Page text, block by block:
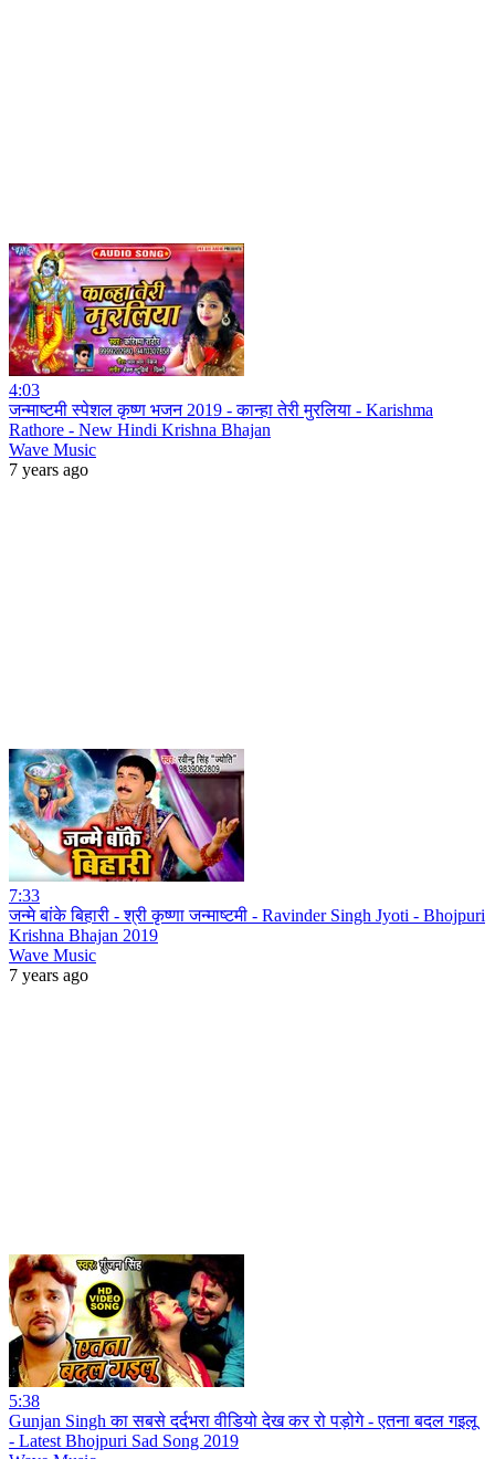
4:03
जन्माष्टमी स्पेशल कृष्ण भजन 2019 - कान्हा तेरी मुरलिया - Karishma
Rathore - New Hindi Krishna Bhajan
Wave Music
7 years ago
7:33
जन्मे बांके बिहारी - श्री कृष्णा जन्माष्टमी - Ravinder Singh Jyoti - Bhojpuri
Krishna Bhajan 2019
Wave Music
7 years ago
5:38
Gunjan Singh का सबसे दर्दभरा वीडियो देख कर रो पड़ोगे - एतना बदल गइलू
- Latest Bhojpuri Sad Song 2019